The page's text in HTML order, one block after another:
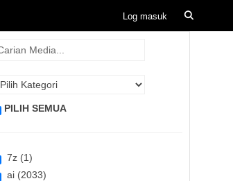
PILIH SEMUA
7z (1)
ai (2033)